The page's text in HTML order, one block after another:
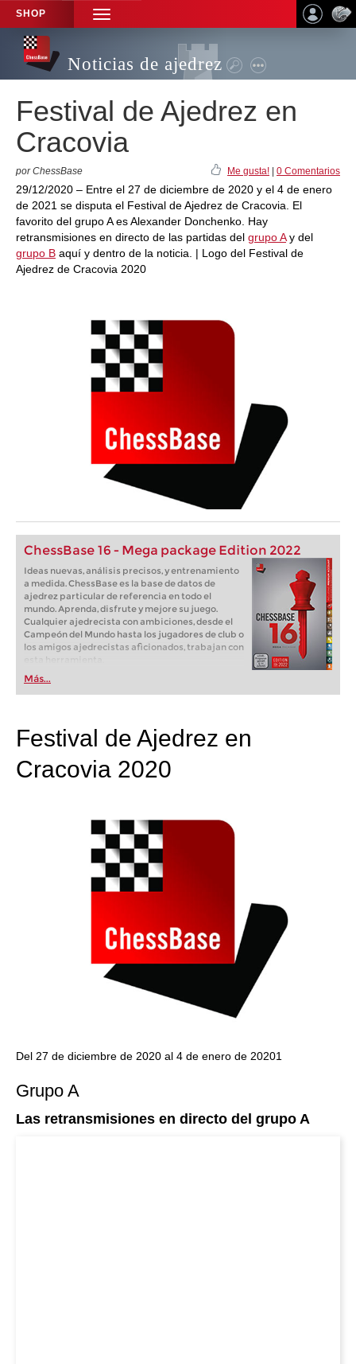
SHOP
TOGGLE
NAVIGATION
Noticias de ajedrez
Festival de Ajedrez en
Cracovia
por ChessBase Me gusta! 0 Comentarios
29/12/2020 – Entre el 27 de diciembre de 2020 y el 4 de enero
de 2021 se disputa el Festival de Ajedrez de Cracovia. El
favorito del grupo A es Alexander Donchenko. Hay
retransmisiones en directo de las partidas del grupo Ay del
grupo B aquí y dentro de la noticia. | Logo del Festival de
Ajedrez de Cracovia 2020
ChessBase 16 - Mega package Edition 2022
Ideas nuevas, análisis precisos, y entrenamiento
a medida. ChessBase es la base de datos de
ajedrez particular de referencia en todo el
mundo. Aprenda, disfrute y mejore su juego.
Cualquier ajedrecista con ambiciones, desde el
Campeón del Mundo hasta los jugadores de club o
los amigos ajedrecistas aficionados, trabajan con
Más...
Festival de Ajedrez en
Cracovia 2020
Del 27 de diciembre de 2020 al 4 de enero de 20201
Grupo A
Las retransmisiones en directo del grupo A